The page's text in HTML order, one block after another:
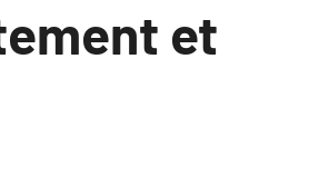
et